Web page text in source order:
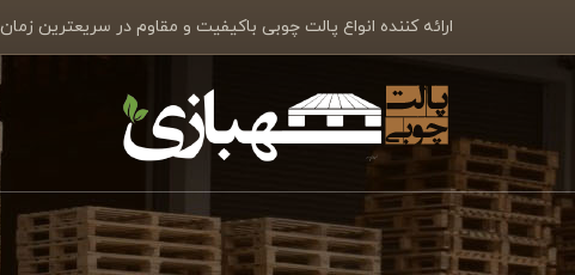
ارائه کننده انواع پالت چوبی باکیفیت و مقاوم در سریعترین زمان